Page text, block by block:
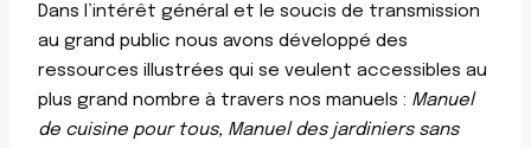
Dans l’intérêt général et le soucis de transmission
au grand public nous avons développé des
ressources illustrées qui se veulent accessibles au
plus grand nombre à travers nos manuels : Manuel
de cuisine pour tous, Manuel des jardiniers sans